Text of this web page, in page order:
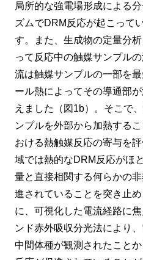
局所的な強電場形成による
ズムでDRM反応が起こって
す。また、生成物の定量分
って反応中の触媒サンプル
流は触媒サンプルの一部を
ール熱によってその導通部
えました（図1b）。そこで
ンプルを外部から加熱する
おける熱触媒反応の寄与を
域では熱的なDRM反応がほ
量と直接相関する何らかの
進されていることを突き止
に、可視化した電流経路に
ンド赤外吸収分光法により
中間体種が観測されたこと